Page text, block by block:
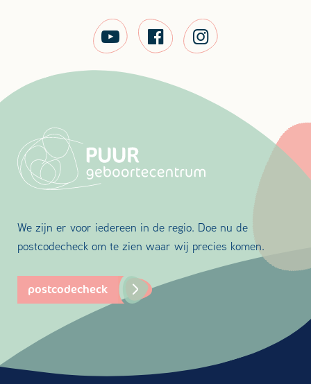
We zijn er voor iedereen in de regio. Doe nu de
postcodecheck om te zien waar wij precies komen.
postcodecheck